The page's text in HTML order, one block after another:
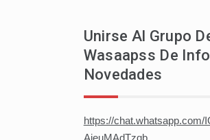
Unirse Al Grupo
Wasaapss De
Novedades
https://chat.whatsapp.com/
AieuMAdTzqb